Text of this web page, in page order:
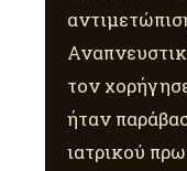
τον
ήταν
ιατρικού